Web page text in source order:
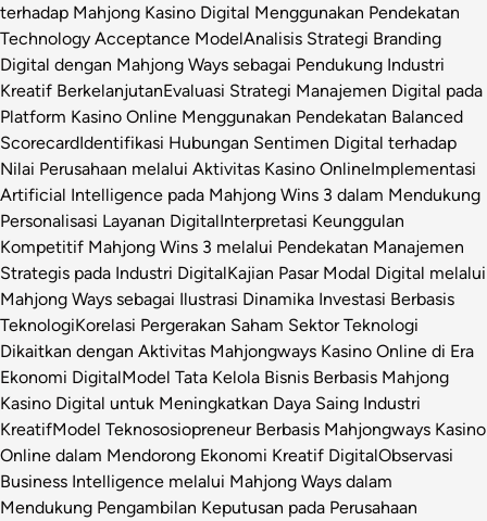
terhadap Mahjong Kasino Digital Menggunakan Pendekatan
Technology Acceptance ModelAnalisis Strategi Branding
Digital dengan Mahjong Ways sebagai Pendukung Industri
Kreatif BerkelanjutanEvaluasi Strategi Manajemen Digital pada
Platform Kasino Online Menggunakan Pendekatan Balanced
ScorecardIdentifikasi Hubungan Sentimen Digital terhadap
Nilai Perusahaan melalui Aktivitas Kasino OnlineImplementasi
Artificial Intelligence pada Mahjong Wins 3 dalam Mendukung
Personalisasi Layanan DigitalInterpretasi Keunggulan
Kompetitif Mahjong Wins 3 melalui Pendekatan Manajemen
Strategis pada Industri DigitalKajian Pasar Modal Digital melalui
Mahjong Ways sebagai Ilustrasi Dinamika Investasi Berbasis
TeknologiKorelasi Pergerakan Saham Sektor Teknologi
Dikaitkan dengan Aktivitas Mahjongways Kasino Online di Era
Ekonomi DigitalModel Tata Kelola Bisnis Berbasis Mahjong
Kasino Digital untuk Meningkatkan Daya Saing Industri
KreatifModel Teknososiopreneur Berbasis Mahjongways Kasino
Online dalam Mendorong Ekonomi Kreatif DigitalObservasi
Business Intelligence melalui Mahjong Ways dalam
Mendukung Pengambilan Keputusan pada Perusahaan